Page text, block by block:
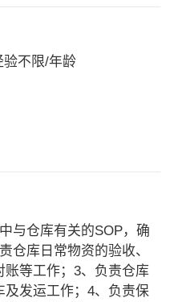
不限/年龄
与仓库有关的SOP，确
仓库日常物资的验收、
账等工作；3、负责仓库
及发运工作；4、负责保